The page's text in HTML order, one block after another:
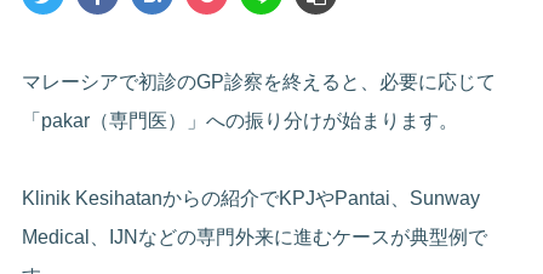
マレーシアで初診のGP診察を終えると、必要に応じて
「pakar（専門医）」への振り分けが始まります。
Klinik Kesihatanからの紹介でKPJやPantai、Sunway
Medical、IJNなどの専門外来に進むケースが典型例で